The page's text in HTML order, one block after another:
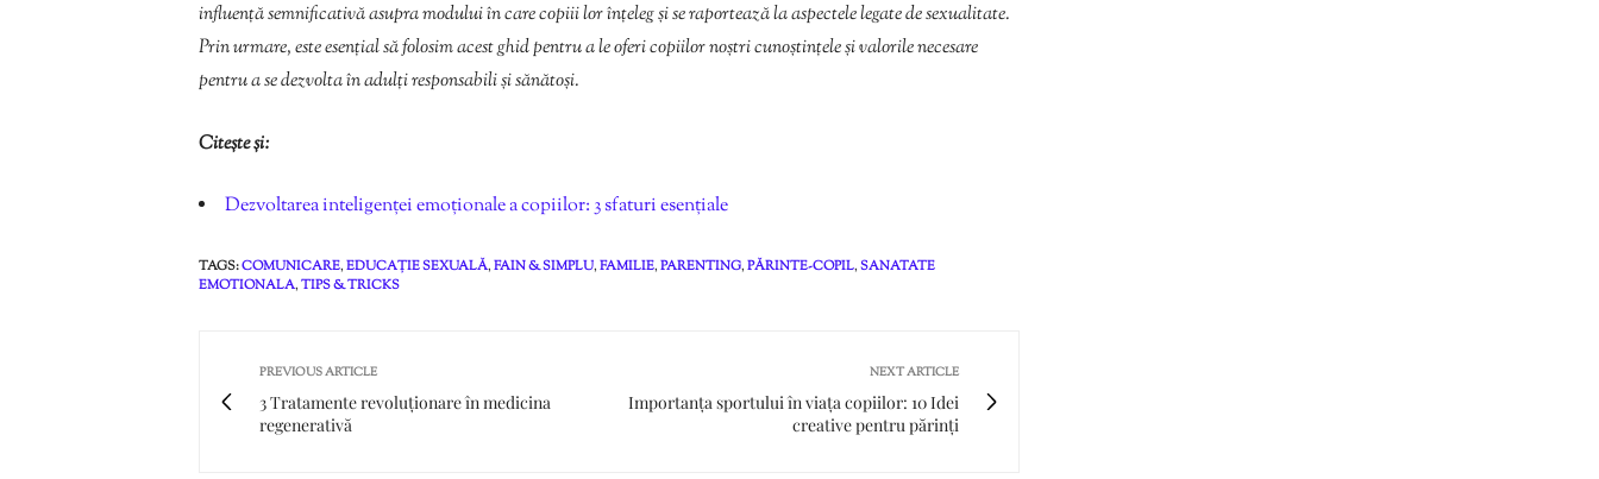
influență semnificativă asupra modului în care copiii lor înțeleg și se raportează la aspectele legate de sexualitate.
Prin urmare, este esențial să folosim acest ghid pentru a le oferi copiilor noștri cunoștințele și valorile necesare
pentru a se dezvolta în adulți responsabili și sănătoși.
Citește și:
Dezvoltarea inteligenței emoționale a copiilor: 3 sfaturi esențiale
TAGS:COMUNICARE,EDUCAȚIE SEXUALĂ,FAIN & SIMPLU,FAMILIE,PARENTING,PĂRINTE-COPIL,SANATATE
EMOTIONALA,TIPS & TRICKS
PREVIOUS ARTICLE
3 Tratamente revoluționare în medicina
regenerativă
NEXT ARTICLE
Importanța sportului în viața copiilor: 10 Idei
creative pentru părinți